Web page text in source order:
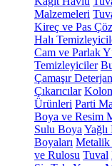
Malzemeleri
Kireç ve Pas
Halı
Cam ve Parlak
Temizleyiciler
Çamaşır
Çıkarıcılar
Ürünleri Parti
Boya ve Resim
Sulu Boya Yağlı
Boyaları Metalik
ve Rulosu Tuval